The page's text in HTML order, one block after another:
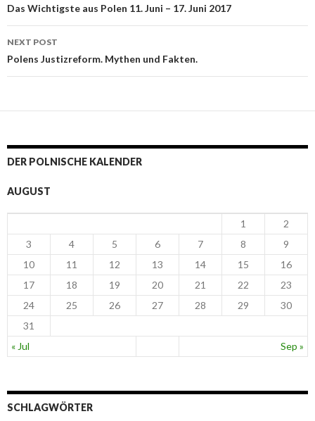
Post navigation
Das Wichtigste aus Polen 11. Juni – 17. Juni 2017
NEXT POST
Polens Justizreform. Mythen und Fakten.
DER POLNISCHE KALENDER
AUGUST
« Jul Sep »
1
2
3
4 5 6 7 8
9
10
11 12 13 14 15
16
17
18 19 20 21 22
23
24
25 26 27 28 29
30
31
SCHLAGWÖRTER